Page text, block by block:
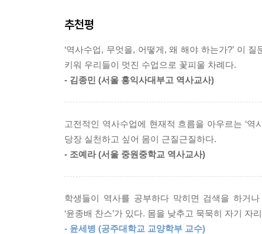
경험을 살려 교육과정을 주도적으로 구성하는
국내외답사를 활용하는 방안을 사례를 중심으로
관행적으로 진행하는 선다형, 서?논술형, 수행평
살펴본다. 제6장 ‘겨울-함께 한 걸음, 혼자 한 발
방안을 살펴본다. 수업 연구 공동체를 통해 동료
담았다. 마지막 장, 제8장 ‘환절기-원격수업의 길
저마다 원격수업의 길을 찾고 있는 여러 선생
제시한다.
우리는 왜, 어떻게 역사를 가르쳐야 하는가?
비대면 시대, 역사수업의 미래를 모색하다!
추천평
‘역사수업, 무엇을, 어떻게, 왜 해야 하는가?’ 이
키워 우리들이 멋진 수업으로 꽃피울 차례다.
- 김종민 (서울 홍익사대부고 역사교사)
고전적인 역사수업에 현재적 흐름을 아우르는 ‘
당장 실천하고 싶어 몸이 근질근질하다.
- 조예라 (서울 중원중학교 역사교사)
학생들이 역사를 공부하다 막히면 검색을 하거
‘윤종배 찬스’가 있다. 몸을 낮추고 묵묵히 자기
- 윤세병 (공주대학교 교양학부 교수)